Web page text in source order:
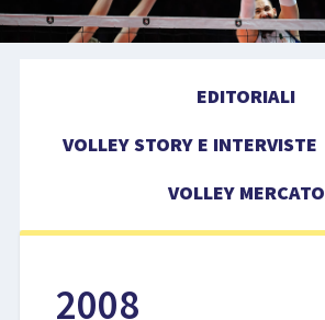
HOME
EDITORIALI
VOLLEY STORY E INTERVISTE
VOLLEY MERCATO
2008